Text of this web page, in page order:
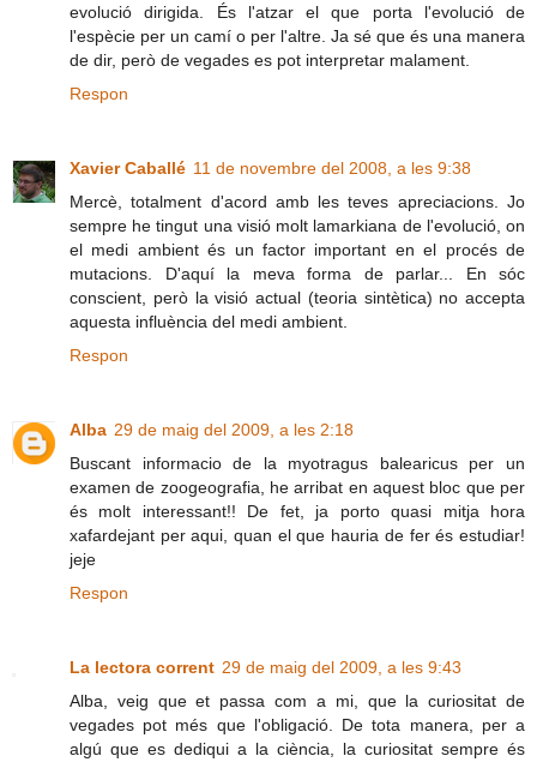
evolució dirigida. És l'atzar el que porta l'evolució de
l'espècie per un camí o per l'altre. Ja sé que és una manera
de dir, però de vegades es pot interpretar malament.
Respon
Xavier Caballé 11 de novembre del 2008, a les 9:38
Mercè, totalment d'acord amb les teves apreciacions. Jo
sempre he tingut una visió molt lamarkiana de l'evolució, on
el medi ambient és un factor important en el procés de
mutacions. D'aquí la meva forma de parlar... En sóc
conscient, però la visió actual (teoria sintètica) no accepta
aquesta influència del medi ambient.
Respon
Alba 29 de maig del 2009, a les 2:18
Buscant informacio de la myotragus balearicus per un
examen de zoogeografia, he arribat en aquest bloc que per
és molt interessant!! De fet, ja porto quasi mitja hora
xafardejant per aqui, quan el que hauria de fer és estudiar!
jeje
Respon
La lectora corrent 29 de maig del 2009, a les 9:43
Alba, veig que et passa com a mi, que la curiositat de
vegades pot més que l'obligació. De tota manera, per a
algú que es dediqui a la ciència, la curiositat sempre és